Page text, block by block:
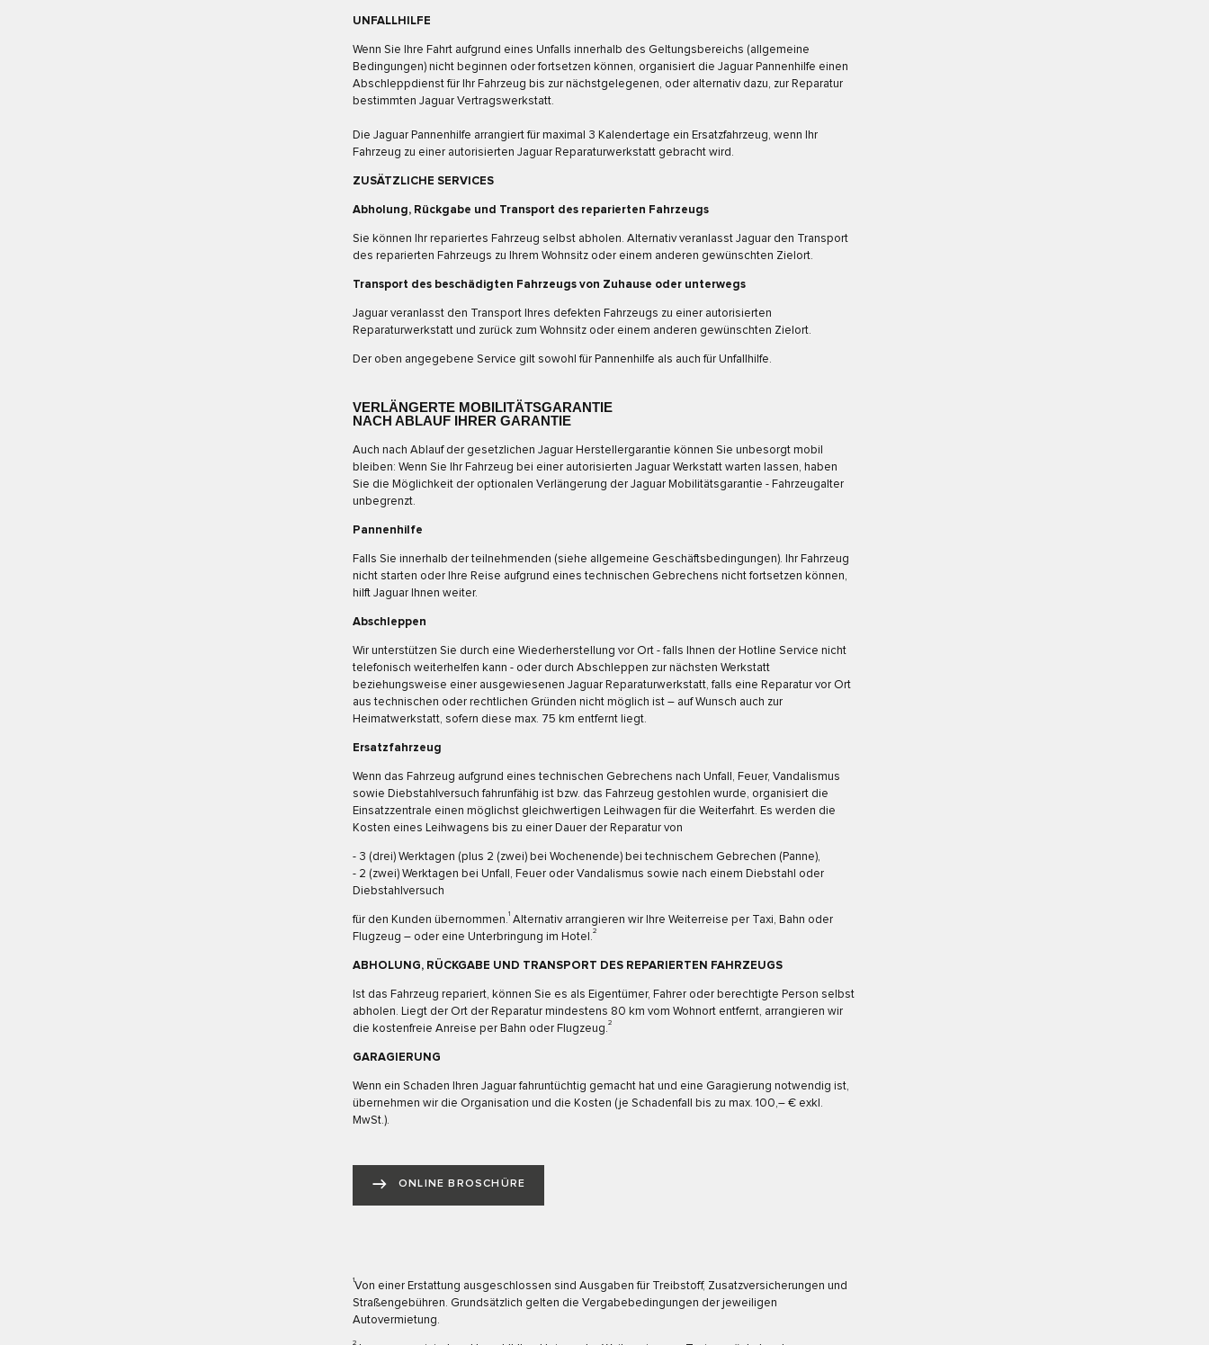
UNFALLHILFE
Wenn Sie Ihre Fahrt aufgrund eines Unfalls innerhalb des Geltungsbereichs (allgemeine
Bedingungen) nicht beginnen oder fortsetzen können, organisiert die Jaguar Pannenhilfe einen
Abschleppdienst für Ihr Fahrzeug bis zur nächstgelegenen, oder alternativ dazu, zur Reparatur
bestimmten Jaguar Vertragswerkstatt.
Die Jaguar Pannenhilfe arrangiert für maximal 3 Kalendertage ein Ersatzfahrzeug, wenn Ihr
Fahrzeug zu einer autorisierten Jaguar Reparaturwerkstatt gebracht wird.
ZUSÄTZLICHE SERVICES
Abholung, Rückgabe und Transport des reparierten Fahrzeugs
Sie können Ihr repariertes Fahrzeug selbst abholen. Alternativ veranlasst Jaguar den Transport
des reparierten Fahrzeugs zu Ihrem Wohnsitz oder einem anderen gewünschten Zielort.
Transport des beschädigten Fahrzeugs von Zuhause oder unterwegs
Jaguar veranlasst den Transport Ihres defekten Fahrzeugs zu einer autorisierten
Reparaturwerkstatt und zurück zum Wohnsitz oder einem anderen gewünschten Zielort.
Der oben angegebene Service gilt sowohl für Pannenhilfe als auch für Unfallhilfe.
VERLÄNGERTE MOBILITÄTSGARANTIE
NACH ABLAUF IHRER GARANTIE
Auch nach Ablauf der gesetzlichen Jaguar Herstellergarantie können Sie unbesorgt mobil
bleiben: Wenn Sie Ihr Fahrzeug bei einer autorisierten Jaguar Werkstatt warten lassen, haben
Sie die Möglichkeit der optionalen Verlängerung der Jaguar Mobilitätsgarantie - Fahrzeugalter
unbegrenzt.
Pannenhilfe
Falls Sie innerhalb der teilnehmenden (siehe allgemeine Geschäftsbedingungen). Ihr Fahrzeug
nicht starten oder Ihre Reise aufgrund eines technischen Gebrechens nicht fortsetzen können,
hilft Jaguar Ihnen weiter.
Abschleppen
Wir unterstützen Sie durch eine Wiederherstellung vor Ort - falls Ihnen der Hotline Service nicht
telefonisch weiterhelfen kann - oder durch Abschleppen zur nächsten Werkstatt
beziehungsweise einer ausgewiesenen Jaguar Reparaturwerkstatt, falls eine Reparatur vor Ort
aus technischen oder rechtlichen Gründen nicht möglich ist – auf Wunsch auch zur
Heimatwerkstatt, sofern diese max. 75 km entfernt liegt.
Ersatzfahrzeug
Wenn das Fahrzeug aufgrund eines technischen Gebrechens nach Unfall, Feuer, Vandalismus
sowie Diebstahlversuch fahrunfähig ist bzw. das Fahrzeug gestohlen wurde, organisiert die
Einsatzzentrale einen möglichst gleichwertigen Leihwagen für die Weiterfahrt. Es werden die
Kosten eines Leihwagens bis zu einer Dauer der Reparatur von
- 3 (drei) Werktagen (plus 2 (zwei) bei Wochenende) bei technischem Gebrechen (Panne),
- 2 (zwei) Werktagen bei Unfall, Feuer oder Vandalismus sowie nach einem Diebstahl oder
Diebstahlversuch
für den Kunden übernommen.1 Alternativ arrangieren wir Ihre Weiterreise per Taxi, Bahn oder
Flugzeug – oder eine Unterbringung im Hotel.2
ABHOLUNG, RÜCKGABE UND TRANSPORT DES REPARIERTEN FAHRZEUGS
Ist das Fahrzeug repariert, können Sie es als Eigentümer, Fahrer oder berechtigte Person selbst
abholen. Liegt der Ort der Reparatur mindestens 80 km vom Wohnort entfernt, arrangieren wir
die kostenfreie Anreise per Bahn oder Flugzeug.2
GARAGIERUNG
Wenn ein Schaden Ihren Jaguar fahruntüchtig gemacht hat und eine Garagierung notwendig ist,
übernehmen wir die Organisation und die Kosten (je Schadenfall bis zu max. 100,– € exkl.
MwSt.).
ONLINE BROSCHÜRE
1Von einer Erstattung ausgeschlossen sind Ausgaben für Treibstoff, Zusatzversicherungen und
Straßengebühren. Grundsätzlich gelten die Vergabebedingungen der jeweiligen
Autovermietung.
2